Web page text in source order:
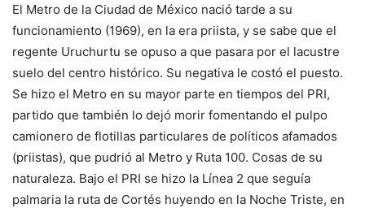
El Metro de la Ciudad de México nació tarde a su
funcionamiento (1969), en la era priista, y se sabe que el
regente Uruchurtu se opuso a que pasara por el lacustre
suelo del centro histórico. Su negativa le costó el puesto.
Se hizo el Metro en su mayor parte en tiempos del PRI,
partido que también lo dejó morir fomentando el pulpo
camionero de flotillas particulares de políticos afamados
(priistas), que pudrió al Metro y Ruta 100. Cosas de su
naturaleza. Bajo el PRI se hizo la Línea 2 que seguía
palmaria la ruta de Cortés huyendo en la Noche Triste, en